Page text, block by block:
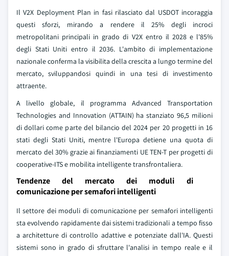
Il V2X Deployment Plan in fasi rilasciato dal USDOT incoraggia
questi sforzi, mirando a rendere il 25% degli incroci
metropolitani principali in grado di V2X entro il 2028 e l'85%
degli Stati Uniti entro il 2036. L'ambito di implementazione
nazionale conferma la visibilita della crescita a lungo termine del
mercato, sviluppandosi quindi in una tesi di investimento
attraente.
A livello globale, il programma Advanced Transportation
Technologies and Innovation (ATTAIN) ha stanziato 96,5 milioni
di dollari come parte del bilancio del 2024 per 20 progetti in 16
stati degli Stati Uniti, mentre l'Europa detiene una quota di
mercato del 30% grazie ai finanziamenti UE TEN-T per progetti di
cooperative-ITS e mobilita intelligente transfrontaliera.
Tendenze del mercato dei moduli di
comunicazione per semafori intelligenti
Il settore dei moduli di comunicazione per semafori intelligenti
sta evolvendo rapidamente dai sistemi tradizionali a tempo fisso
a architetture di controllo adattive e potenziate dall'IA. Questi
sistemi sono in grado di sfruttare l'analisi in tempo reale e il